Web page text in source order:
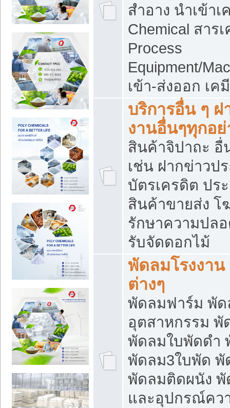
สำอาง นำเข้
Chemical สาร
Process
Equipment/
เข้า-ส่งออก เ
บริการอื่น ๆ
งานอื่นๆทุกอ
สินค้าจิปาถะ อื่
เช่น ฝากข่าวป
บัตรเครดิต ปร
สินค้าขายส่ง
รักษาความปล
รับจัดดอกไม้
พัดลมโรงงา
ต่างๆ
พัดลมฟาร์ม พัด
อุตสาหกรรม
พัดลมใบพัดดำ
พัดลม3ใบพัด พั
พัดลมติดผนัง
และอุปกรณ์คว